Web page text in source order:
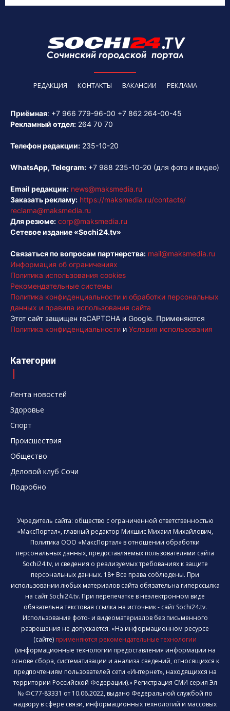
РЕДАКЦИЯ КОНТАКТЫ ВАКАНСИИ РЕКЛАМА
Приёмная: +7 966 779-96-00 +7 862 264-00-45
Рекламный отдел: 264 70 70
Телефон редакции: 235-10-20
WhatsApp, Telegram: +7 988 235-10-20 (для фото и видео)
Email редакции: news@maksmedia.ru
Заказать рекламу: https://maksmedia.ru/contacts/
reclama@maksmedia.ru
Для резюме: corp@maksmedia.ru
Сетевое издание «Sochi24.tv»
Связаться по вопросам партнерства: mail@maksmedia.ru
Информация об ограничениях
Политика использования cookies
Рекомендательные системы
Политика конфиденциальности и обработки персональных
данных и правила использования сайта
Этот сайт защищен reCAPTCHA и Google. Применяются
Политика конфиденциальности и Условия использования
Категории
Лента новостей
Здоровье
Спорт
Происшествия
Общество
Деловой клуб Сочи
Подробно
Учредитель сайта: общество с ограниченной ответственностью
«МаксПортал», главный редактор Микшис Михаил Михайлович,
Политика ООО «МаксПортал» в отношении обработки
персональных данных, предоставляемых пользователями сайта
Sochi24.tv, и сведения о реализуемых требованиях к защите
персональных данных. 18+ Все права соблюдены. При
использовании любых материалов сайта обязательна гиперссылка
на сайт Sochi24.tv. При перепечатке в неэлектронном виде
обязательна текстовая ссылка на источник - сайт Sochi24.tv.
Использование фото- и видеоматериалов без письменного
разрешения не допускается. «На информационном ресурсе
(сайте) применяются рекомендательные технологии
(информационные технологии предоставления информации на
основе сбора, систематизации и анализа сведений, относящихся к
предпочтениям пользователей сети «Интернет», находящихся на
территории Российской Федерации).» Регистрация СМИ серия Эл
№ ФС77-83331 от 10.06.2022, выдано Федеральной службой по
надзору в сфере связи, информационных технологий и массовых